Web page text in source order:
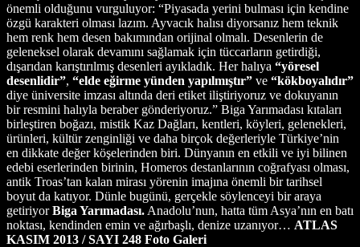
önemli olduğunu vurguluyor: “Piyasada yerini bulması için kendine
özgü karakteri olması lazım. Ayvacık halısı diyorsanız hem teknik
hem renk hem desen bakımından orijinal olmalı. Desenlerin de
geleneksel olarak devamını sağlamak için tüccarların getirdiği,
dışarıdan karıştırılmış desenleri ayıkladık. Her halıya “yöresel
desenlidir”, “elde eğirme yünden yapılmıştır” ve “kökboyalıdır”
diye üniversite imzası altında deri etiket iliştiriyoruz ve dokuyanın
bir resmini halıyla beraber gönderiyoruz.” Biga Yarımadası kıtaları
birleştiren boğazı, mistik Kaz Dağları, kentleri, köyleri, gelenekleri,
ürünleri, kültür zenginliği ve daha birçok değerleriyle Türkiye’nin
en dikkate değer köşelerinden biri. Dünyanın en etkili ve iyi bilinen
edebi eserlerinden birinin, Homeros destanlarının coğrafyası olması,
antik Troas’tan kalan mirası yörenin imajına önemli bir tarihsel
boyut da katıyor. Dünle bugünü, gerçekle söylenceyi bir araya
getiriyorBiga Yarımadası. Anadolu’nun, hatta tüm Asya’nın en batı
noktası, kendinden emin ve ağırbaşlı, denize uzanıyor… ATLAS
KASIM 2013 / SAYI 248 Foto Galeri